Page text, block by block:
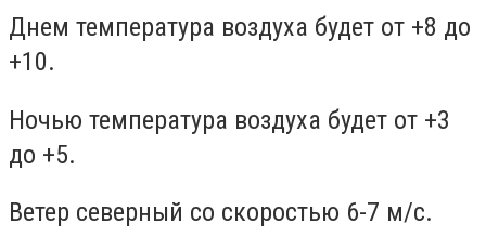
Днем температура воздуха будет от +8 до
+10.
Ночью температура воздуха будет от +3
до +5.
Ветер северный со скоростью 6-7 м/с.